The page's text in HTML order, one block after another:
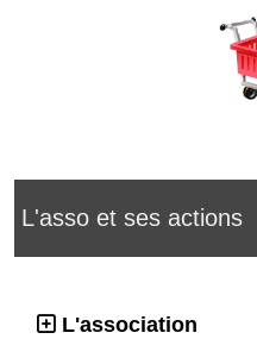
L'asso et ses actions
L'association